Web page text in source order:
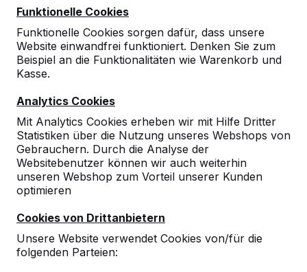
Funktionelle Cookies
Funktionelle Cookies sorgen dafür, dass unsere
Website einwandfrei funktioniert. Denken Sie zum
Beispiel an die Funktionalitäten wie Warenkorb und
Kasse.
Analytics Cookies
Mit Analytics Cookies erheben wir mit Hilfe Dritter
Statistiken über die Nutzung unseres Webshops von
Gebrauchern. Durch die Analyse der
Websitebenutzer können wir auch weiterhin
unseren Webshop zum Vorteil unserer Kunden
optimieren
Cookies von Drittanbietern
Unsere Website verwendet Cookies von/für die
folgenden Parteien:
1 bis 2
Nov
2017
Saltex
7 bis 10
Nov 2017
FSB Köln
Nov 2017
28 bis 30
Nov 2017
Renovatievakbeurs Hardenberg
1 Februar
2018
Dag van Openbare
Ruimte
Brussel
20 bis 24
8 März
2018
Dag van de
Sportaccommodaties